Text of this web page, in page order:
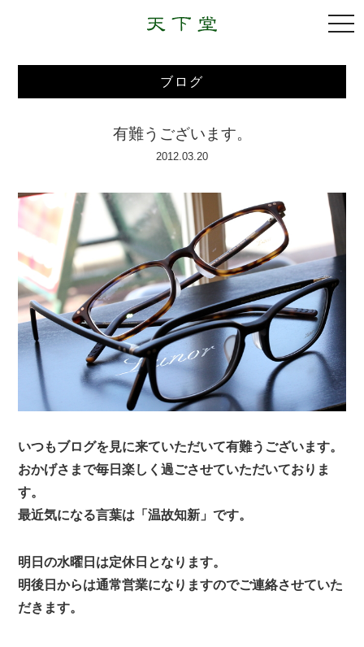
ブログ
有難うございます。
2012.03.20
いつもブログを見に来ていただいて有難うございます。
おかげさまで毎日楽しく過ごさせていただいておりま
す。
最近気になる言葉は「温故知新」です。
明日の水曜日は定休日となります。
明後日からは通常営業になりますのでご連絡させていた
だきます。